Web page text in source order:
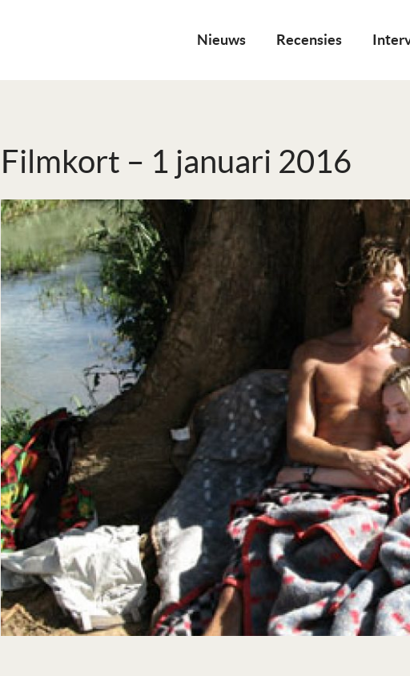
Nieuws Recensies
Filmkort – 1 januari 2016